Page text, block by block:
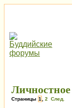
Страницы 1 2 След.